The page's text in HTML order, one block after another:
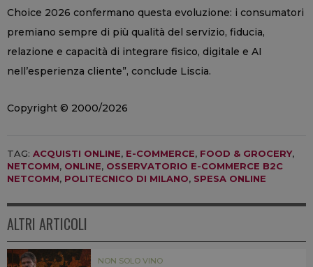
Choice 2026 confermano questa evoluzione: i consumatori
premiano sempre di più qualità del servizio, fiducia,
relazione e capacità di integrare fisico, digitale e AI
nell’esperienza cliente”, conclude Liscia.
Copyright © 2000/2026
TAG: ACQUISTI ONLINE, E-COMMERCE, FOOD & GROCERY,
NETCOMM, ONLINE, OSSERVATORIO E-COMMERCE B2C
NETCOMM, POLITECNICO DI MILANO, SPESA ONLINE
ALTRI ARTICOLI
NON SOLO VINO